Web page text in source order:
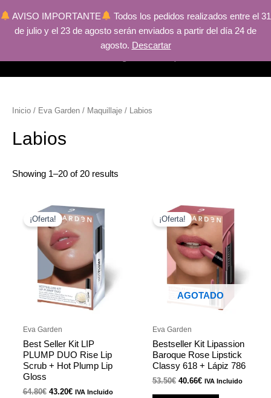
AVISO IMPORTANTE
Todos los pedidos realizados entre el 31
de julio y el 23 de agosto serán enviados a partir del día 24 de
agosto. Descartar
Inicio / Eva Garden / Maquillaje / Labios
Labios
Showing 1–20 of 20 results
¡Oferta!
Eva Garden
Best Seller Kit LIP
PLUMP DUO Rise Lip
Scrub + Hot Plump Lip
Gloss
64.80€
El
precio
original
era:
64.80€.
43.20€
El
precio
actual
es:
43.20€.
IVA Incluido
AGOTADO
¡Oferta!
Eva Garden
Bestseller Kit Lipassion
Baroque Rose Lipstick
Classy 618 + Lápiz 786
53.50€
El
precio
original
era:
53.50€.
40.66€
El
precio
actual
es:
40.66€.
IVA Incluido